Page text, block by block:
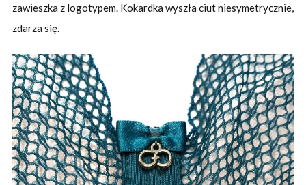
zawieszka z logotypem. Kokardka wyszła ciut niesymetrycznie,
zdarza się.